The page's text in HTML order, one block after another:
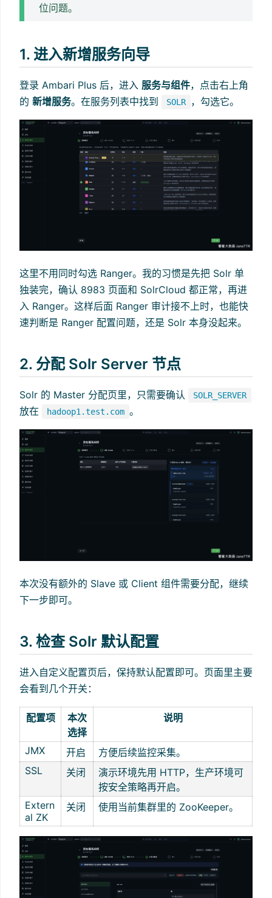
位问题。
1. 进入新增服务向导
登录 Ambari Plus 后，进入 服务与组件，点击右上角
的 新增服务。在服务列表中找到 SOLR ，勾选它。
这里不用同时勾选 Ranger。我的习惯是先把 Solr 单
独装完，确认 8983 页面和 SolrCloud 都正常，再进
入 Ranger。这样后面 Ranger 审计接不上时，也能快
速判断是 Ranger 配置问题，还是 Solr 本身没起来。
2. 分配 Solr Server 节点
Solr 的 Master 分配页里，只需要确认 SOLR_SERVER
放在 hadoop1.test.com 。
本次没有额外的 Slave 或 Client 组件需要分配，继续
下一步即可。
3. 检查 Solr 默认配置
进入自定义配置页后，保持默认配置即可。页面里主要
会看到几个开关：
配置项
本次
选择
说明
JMX 开启
方便后续监控采集。
SSL
关闭
演示环境先用 HTTP，生产环境可
按安全策略再开启。
Extern
al ZK
关闭 使用当前集群里的 ZooKeeper。